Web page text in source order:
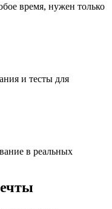
время, нужен только
и тесты для
в реальных